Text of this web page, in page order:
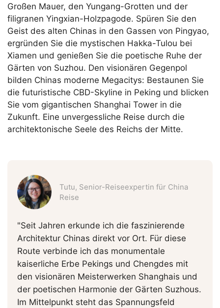
Großen Mauer, den Yungang-Grotten und der
filigranen Yingxian-Holzpagode. Spüren Sie den
Geist des alten Chinas in den Gassen von Pingyao,
ergründen Sie die mystischen Hakka-Tulou bei
Xiamen und genießen Sie die poetische Ruhe der
Gärten von Suzhou. Den visionären Gegenpol
bilden Chinas moderne Megacitys: Bestaunen Sie
die futuristische CBD-Skyline in Peking und blicken
Sie vom gigantischen Shanghai Tower in die
Zukunft. Eine unvergessliche Reise durch die
architektonische Seele des Reichs der Mitte.
Tutu, Senior-Reiseexpertin für China
Reise
"Seit Jahren erkunde ich die faszinierende
Architektur Chinas direkt vor Ort. Für diese
Route verbinde ich das monumentale
kaiserliche Erbe Pekings und Chengdes mit
den visionären Meisterwerken Shanghais und
der poetischen Harmonie der Gärten Suzhous.
Im Mittelpunkt steht das Spannungsfeld